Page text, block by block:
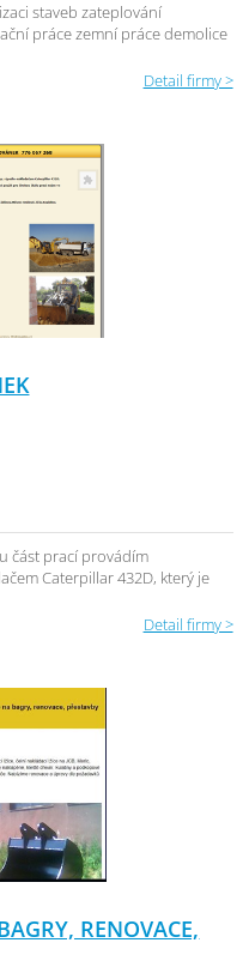
staveb zateplování
práce zemní práce demolice
Detail firmy >
část prací provádím
Caterpillar 432D, který je
Detail firmy >
RENOVACE,